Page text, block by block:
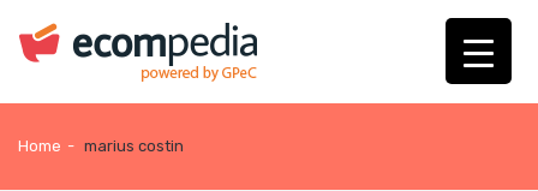
Home - marius costin